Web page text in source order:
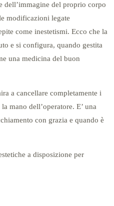
dell’immagine del proprio corpo
modificazioni legate
come inestetismi. Ecco che la
e si configura, quando gestita
una medicina del buon
a cancellare completamente i
mano dell’operatore. E’ una
con grazia e quando è
a disposizione per